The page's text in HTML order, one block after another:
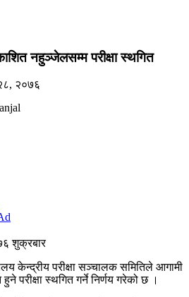
नहुञ्जेलसम्म परीक्षा स्थगित
२०७६
शुक्रबार
केन्द्रीय परीक्षा सञ्चालक समितिले आगामी
परीक्षा स्थगित गर्ने निर्णय गरेको छ ।